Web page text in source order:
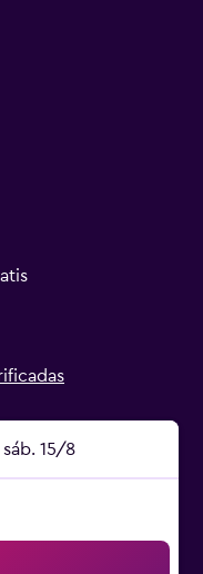
sáb. 15/8